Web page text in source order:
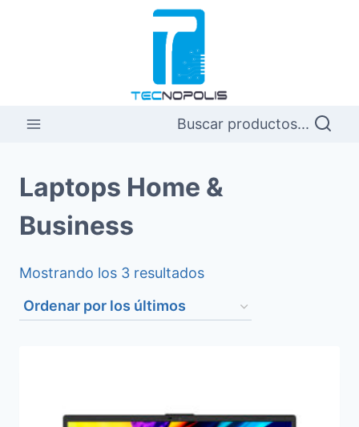
Buscar productos...
Laptops Home &
Business
Mostrando los 3 resultadosOrdenado
los